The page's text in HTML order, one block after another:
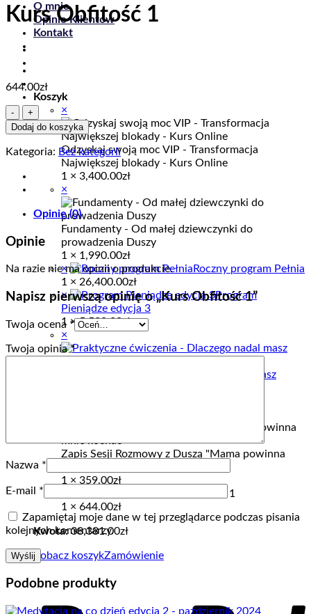
O mnie
Opinie Klientów
Kontakt
Koszyk
×
Odzyskaj swoją moc VIP - Transformacja
Największej blokady - Kurs Online
1 × 3,400.00zł
×
Fundamenty - Od małej dziewczynki do
prowadzenia Duszy
1 × 1,990.00zł
×
Roczny program Pełnia
1 × 26,400.00zł
×
Program
Pieniądze edycja 3
1 ×5,500.00zł
×
Praktyczne ćwiczenia - Dlaczego nadal masz
Zapis Sesji Rozmowy z Duszą "Mama powinna
1 × 359.00zł
Kurs Obfitość 1
1 × 644.00zł
Kwota: 38,381.00zł
Zobacz koszykZamówienie
Kurs Obfitość 1
644.00zł
ilość
Kurs
Obfitość
1
Dodaj do koszyka
Kategoria: Bez kategorii
Opinie (0)
Opinie
Na razie nie ma opinii o produkcie.
Napisz pierwszą opinię o „Kurs Obfitość 1”
Twoja ocena *
Twoja opinia*
Nazwa *
E-mail *
Zapamiętaj moje dane w tej przeglądarce podczas pisania
kolejnych komentarzy.
Podobne produkty